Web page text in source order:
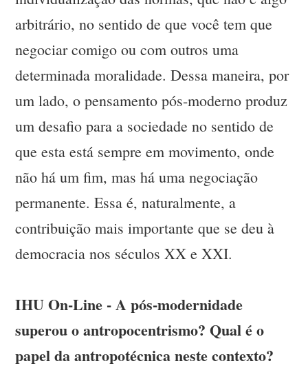
arbitrário, no sentido de que você tem que
negociar comigo ou com outros uma
determinada moralidade. Dessa maneira, por
um lado, o pensamento pós-moderno produz
um desafio para a sociedade no sentido de
que esta está sempre em movimento, onde
não há um fim, mas há uma negociação
permanente. Essa é, naturalmente, a
contribuição mais importante que se deu à
democracia nos séculos XX e XXI.
IHU On-Line - A pós-modernidade
superou o antropocentrismo? Qual é o
papel da antropotécnica neste contexto?